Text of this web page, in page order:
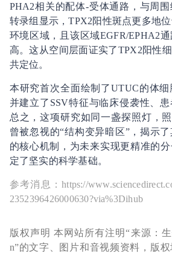
PHA2相关的配体-受体通路，与周
转录组显示，TPX2阳性斑点更多地
环境区域，且该区域EGFR/EPHA2
高。这从空间层面证实了TPX2阳性
共定位。
本研究首次全面绘制了UTUC的体细
并建立了SSV特征与临床侵袭性、患
总之，这项研究如同一盏探照灯，
曾被忽视的“结构变异暗区”，揭示
的核心机制，为未来实现更精准的
定了坚实的科学基础。
参考消息：https://
2352396426000630?via%3Dihub
版权声明 本网站所有注明“来源：
n”的文字、图片和音视频资料，版